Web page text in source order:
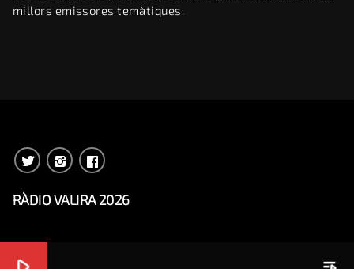
millors emissores temàtiques.
RÀDIO VALIRA 2026